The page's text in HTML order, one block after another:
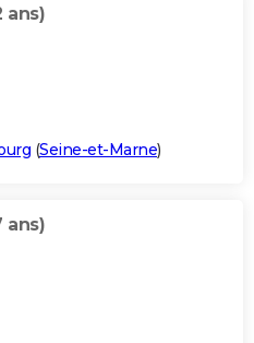
ans)
(Seine-et-Marne)
ans)